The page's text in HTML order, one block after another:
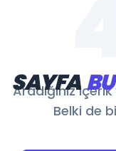
SAYFA
Aradığınız
Belki de